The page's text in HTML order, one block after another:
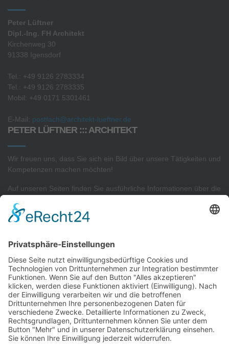
Peter Lüftner
Dipl.-Ing. FH Architekt
Kirchenweg 30
91338 Igensdorf
Tel.: +49 9126 2783334
Tel.: +49 9126 2783335
Mobil: +49 0171 5301461
E-Mail: postfach@architekt-lueftner.de
PETER LÜFTNER ::: ARCHITEKT
Wir freuen uns, dass Sie sich ein Bild über unsere Tätigkeiten und
Kompetenzen machen möchten!
Auf unseren Seiten finden Sie ausführliche Informationen über die
unsererSachverständigen- und Gutachtertätigkeit.
AKTUELLSTE PROJEKTE
Neubau von 2 Reihenhäusern
Neubau von 9 Reihenhäusern
Konzeptplanung eines Gewerbekomplexes
Neubau einer Betriebs- und Lagerhalle
Neubau einer Wohnanlage
Neubau einer Wohnanlage